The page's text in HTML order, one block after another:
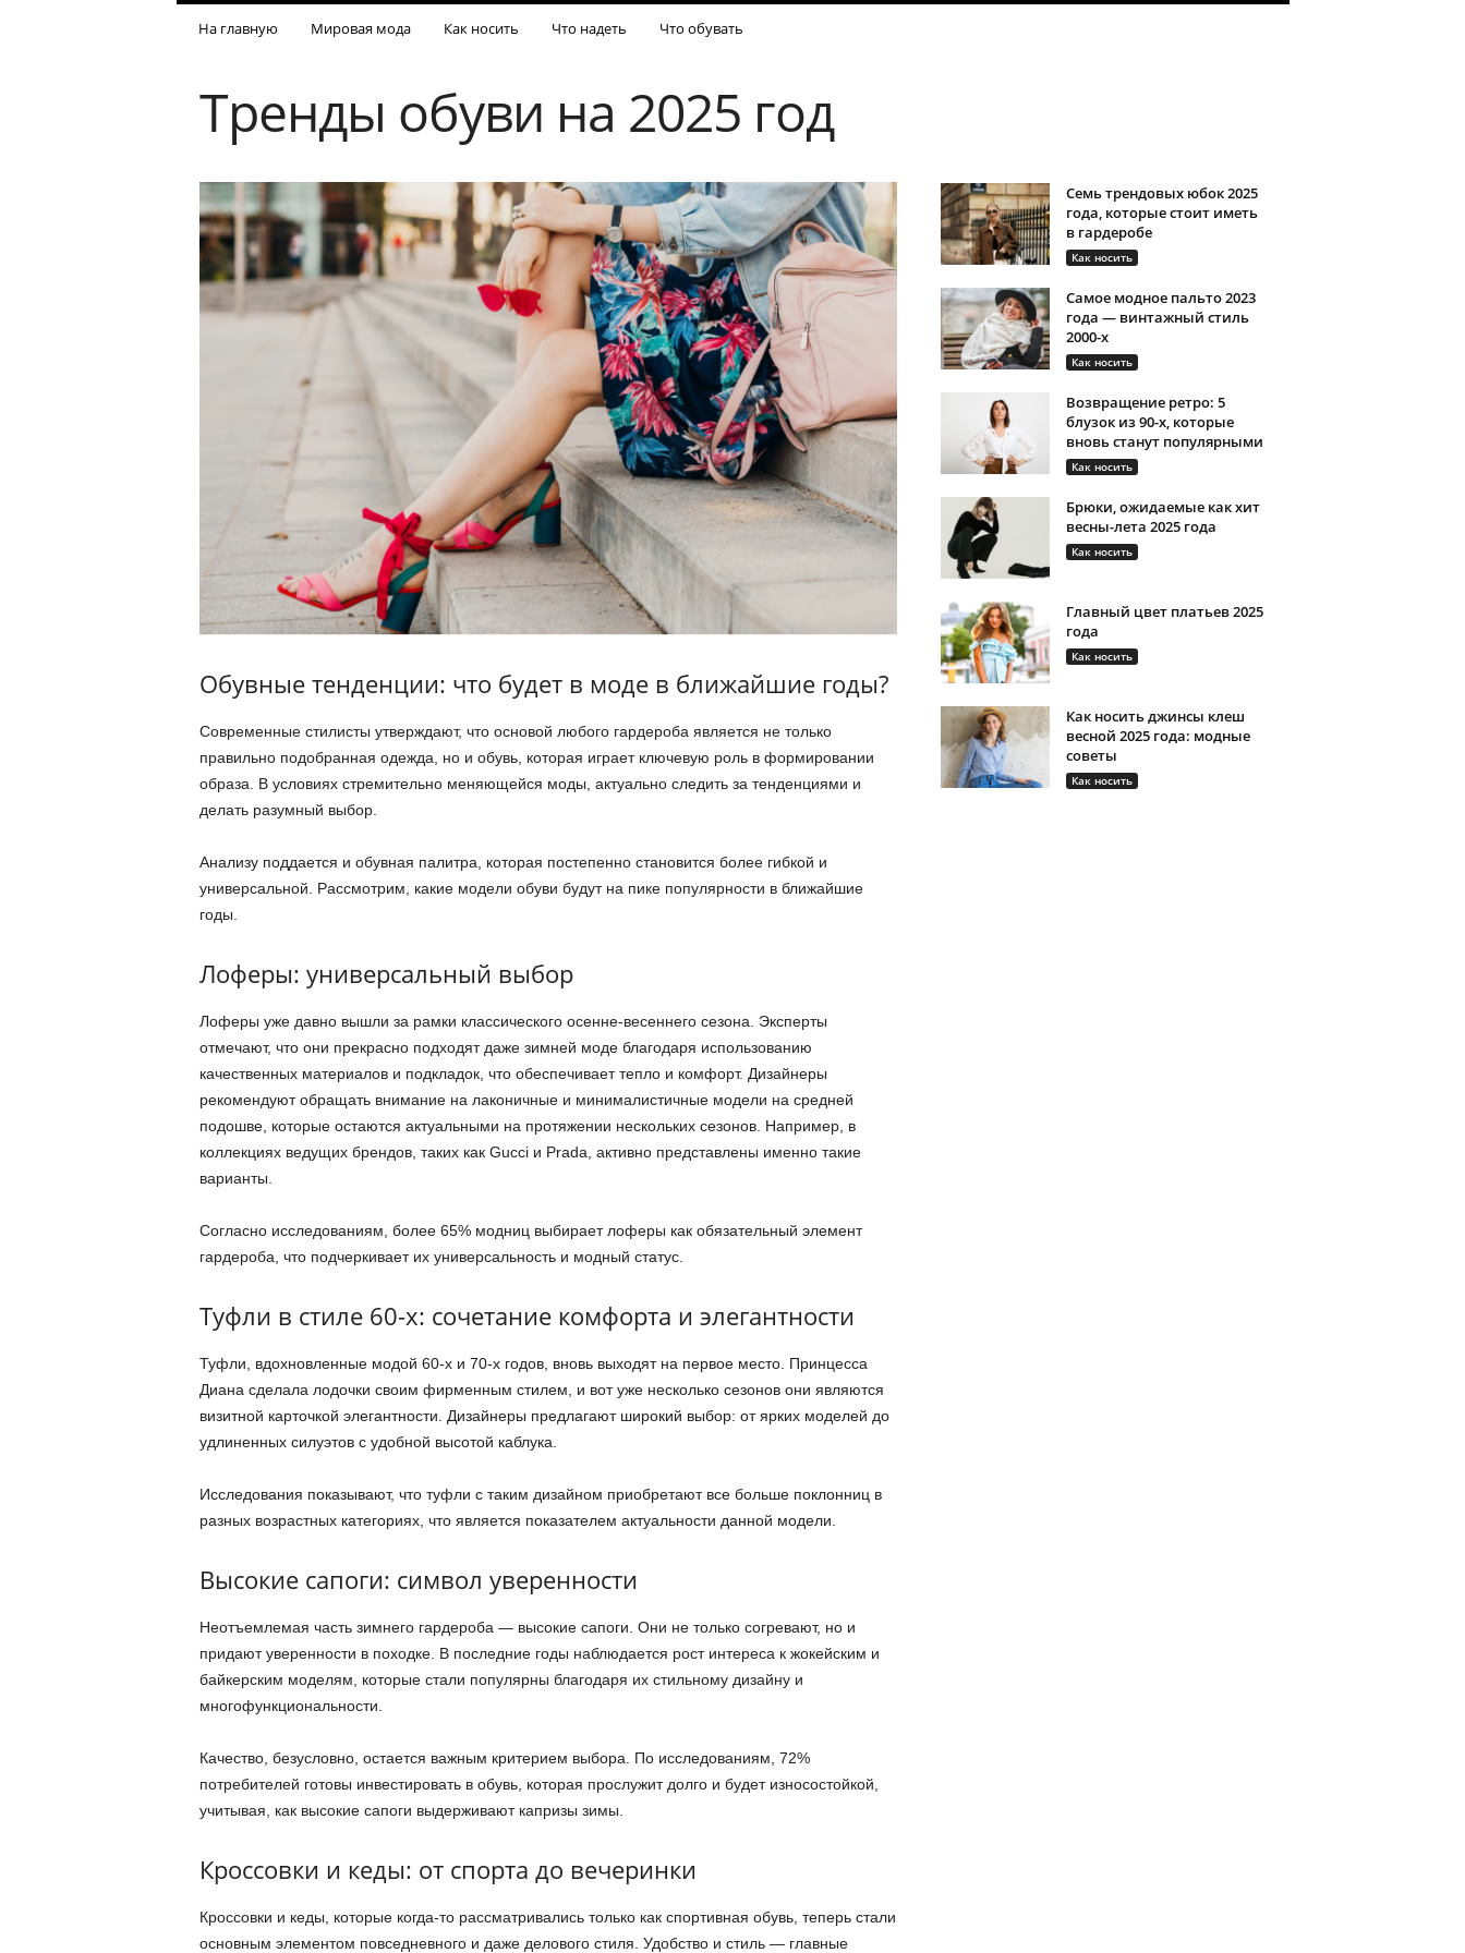
На главную Мировая мода Как носить Что надеть Что обувать
Тренды обуви на 2025 год
Обувные тенденции: что будет в моде в ближайшие годы?
Современные стилисты утверждают, что основой любого гардероба является не только
правильно подобранная одежда, но и обувь, которая играет ключевую роль в формировании
образа. В условиях стремительно меняющейся моды, актуально следить за тенденциями и
делать разумный выбор.
Анализу поддается и обувная палитра, которая постепенно становится более гибкой и
универсальной. Рассмотрим, какие модели обуви будут на пике популярности в ближайшие
годы.
Лоферы: универсальный выбор
Лоферы уже давно вышли за рамки классического осенне-весеннего сезона. Эксперты
отмечают, что они прекрасно подходят даже зимней моде благодаря использованию
качественных материалов и подкладок, что обеспечивает тепло и комфорт. Дизайнеры
рекомендуют обращать внимание на лаконичные и минималистичные модели на средней
подошве, которые остаются актуальными на протяжении нескольких сезонов. Например, в
коллекциях ведущих брендов, таких как Gucci и Prada, активно представлены именно такие
варианты.
Согласно исследованиям, более 65% модниц выбирает лоферы как обязательный элемент
гардероба, что подчеркивает их универсальность и модный статус.
Туфли в стиле 60-х: сочетание комфорта и элегантности
Туфли, вдохновленные модой 60-х и 70-х годов, вновь выходят на первое место. Принцесса
Диана сделала лодочки своим фирменным стилем, и вот уже несколько сезонов они являются
визитной карточкой элегантности. Дизайнеры предлагают широкий выбор: от ярких моделей до
удлиненных силуэтов с удобной высотой каблука.
Исследования показывают, что туфли с таким дизайном приобретают все больше поклонниц в
разных возрастных категориях, что является показателем актуальности данной модели.
Высокие сапоги: символ уверенности
Неотъемлемая часть зимнего гардероба — высокие сапоги. Они не только согревают, но и
придают уверенности в походке. В последние годы наблюдается рост интереса к жокейским и
байкерским моделям, которые стали популярны благодаря их стильному дизайну и
многофункциональности.
Качество, безусловно, остается важным критерием выбора. По исследованиям, 72%
потребителей готовы инвестировать в обувь, которая прослужит долго и будет износостойкой,
учитывая, как высокие сапоги выдерживают капризы зимы.
Кроссовки и кеды: от спорта до вечеринки
Кроссовки и кеды, которые когда-то рассматривались только как спортивная обувь, теперь стали
основным элементом повседневного и даже делового стиля. Удобство и стиль — главные
Семь трендовых юбок 2025
года, которые стоит иметь
в гардеробе
Как носить
Самое модное пальто 2023
года — винтажный стиль
2000-х
Как носить
Возвращение ретро: 5
блузок из 90-х, которые
вновь станут популярными
Как носить
Брюки, ожидаемые как хит
весны-лета 2025 года
Как носить
Главный цвет платьев 2025
года
Как носить
Как носить джинсы клеш
весной 2025 года: модные
советы
Как носить